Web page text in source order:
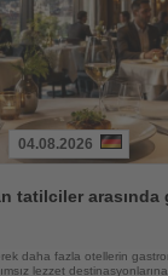
04.08.2026
tatilciler arasında
daha fazla otellerin
lezzet